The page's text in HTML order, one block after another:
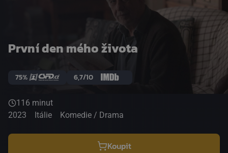
První den mého života
75% 6,7/10
116 minut
2023
Itálie Komedie / Drama
Koupit